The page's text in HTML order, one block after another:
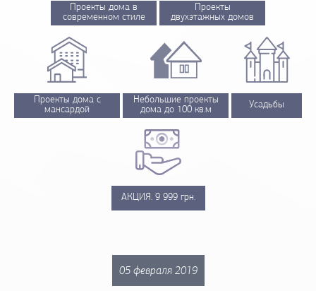
Проекты дома в
современном стиле
Проекты
двухэтажных домов
Проекты дома с
мансардой
Небольшие проекты
дома до 100 кв.м
Усадьбы
АКЦИЯ. 9 999 грн.
05 февраля 2019